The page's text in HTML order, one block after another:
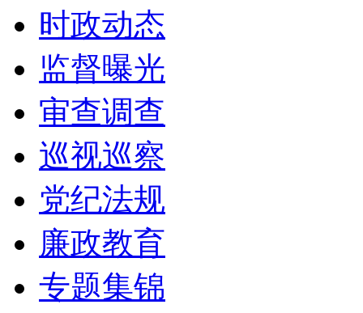
时政动态
监督曝光
审查调查
巡视巡察
党纪法规
廉政教育
专题集锦